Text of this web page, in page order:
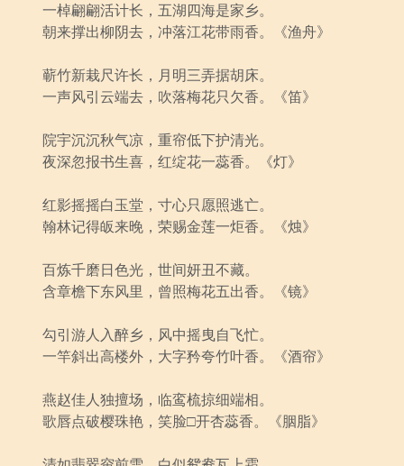
一棹翩翩活计长，五湖四海是家乡。
朝来撑出柳阴去，冲落江花带雨香。《渔舟》
蕲竹新栽尺许长，月明三弄据胡床。
一声风引云端去，吹落梅花只欠香。《笛》
院宇沉沉秋气凉，重帘低下护清光。
夜深忽报书生喜，红绽花一蕊香。《灯》
红影摇摇白玉堂，寸心只愿照逃亡。
翰林记得皈来晚，荣赐金莲一炬香。《烛》
百炼千磨日色光，世间妍丑不藏。
含章檐下东风里，曾照梅花五出香。《镜》
勾引游人入醉乡，风中摇曳自飞忙。
一竿斜出高楼外，大字矜夸竹叶香。《酒帘》
燕赵佳人独擅场，临鸾梳掠细端相。
歌唇点破樱珠艳，笑脸□开杏蕊香。《胭脂》